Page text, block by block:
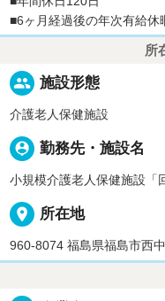
■6ヶ月経過後の年次有給休
所
people 施設形態
介護老人保健施設
person_pin 勤務先・施設名
小規模介護老人保健施設「
place 所在地
960-8074 福島県福島市西